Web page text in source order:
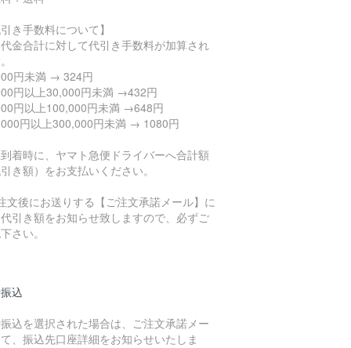
引き手数料について】
金合計に対して代引き手数料が加算され
円未満 → 324円
円以上30,000円未満 →432円
円以上100,000円未満 →648円
円以上300,000円未満 → 1080円
着時に、ヤマト急便ドライバーへ合計額
引き額）をお支払いください。
文後にお送りする【ご注文承諾メール】に
引き額をお知らせ致しますので、必ずご
さい。
込
込を選択された場合は、ご注文承諾メー
、振込先口座詳細をお知らせいたしま